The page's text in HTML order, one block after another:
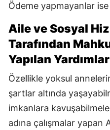
Ödeme yapmayanlar
Aile ve Sosyal
Tarafından
Yapılan
Özellikle yoksul
şartlar altında
imkanlara
adına çalışmalar